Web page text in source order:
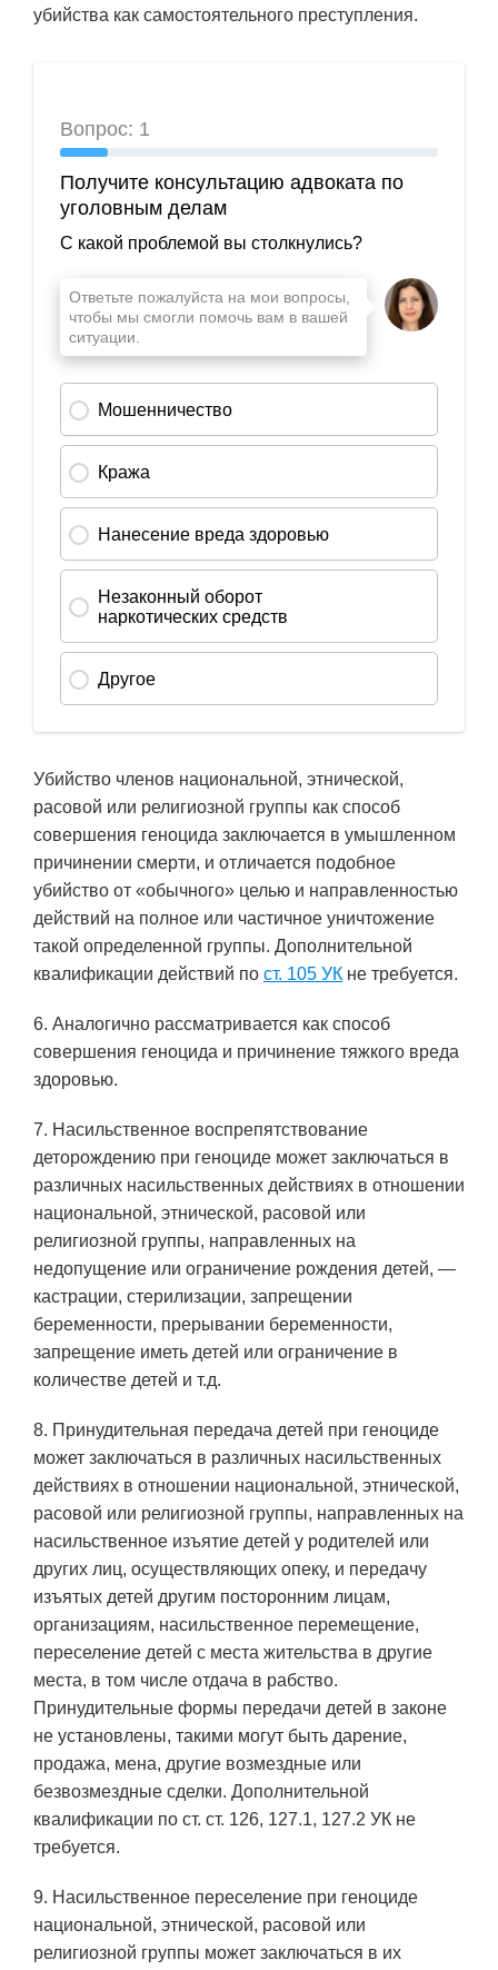
убийства как самостоятельного преступления.
Убийство членов национальной, этнической,
расовой или религиозной группы как способ
совершения геноцида заключается в умышленном
причинении смерти, и отличается подобное
убийство от «обычного» целью и направленностью
действий на полное или частичное уничтожение
такой определенной группы. Дополнительной
квалификации действий по ст. 105 УК не требуется.
6. Аналогично рассматривается как способ
совершения геноцида и причинение тяжкого вреда
здоровью.
7. Насильственное воспрепятствование
деторождению при геноциде может заключаться в
различных насильственных действиях в отношении
национальной, этнической, расовой или
религиозной группы, направленных на
недопущение или ограничение рождения детей, —
кастрации, стерилизации, запрещении
беременности, прерывании беременности,
запрещение иметь детей или ограничение в
количестве детей и т.д.
8. Принудительная передача детей при геноциде
может заключаться в различных насильственных
действиях в отношении национальной, этнической,
расовой или религиозной группы, направленных на
насильственное изъятие детей у родителей или
других лиц, осуществляющих опеку, и передачу
изъятых детей другим посторонним лицам,
организациям, насильственное перемещение,
переселение детей с места жительства в другие
места, в том числе отдача в рабство.
Принудительные формы передачи детей в законе
не установлены, такими могут быть дарение,
продажа, мена, другие возмездные или
безвозмездные сделки. Дополнительной
квалификации по ст. ст. 126, 127.1, 127.2 УК не
требуется.
9. Насильственное переселение при геноциде
национальной, этнической, расовой или
религиозной группы может заключаться в их